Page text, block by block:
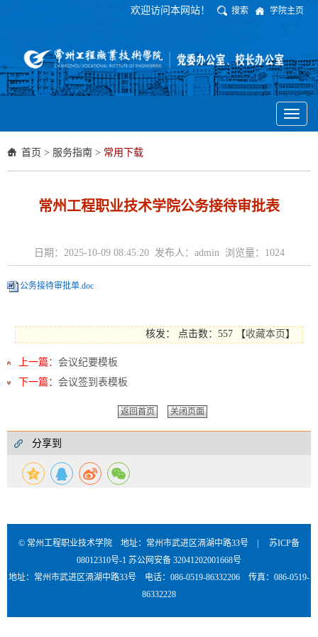
欢迎访问本网站！ 搜索 学院主页
Toggle
首页 > 服务指南 > 常用下载
常州工程职业技术学院公务接待审批表
日期：2025-10-09 08:45:20 发布人：admin 浏览量： 1024
公务接待审批单.doc
核发： 点击数：557 【收藏本页】
上一篇： 会议纪要模板
下一篇： 会议签到表模板
返回首页 关闭页面
分享到
© 常州工程职业技术学院 地址：常州市武进区滆湖中路33号 | 苏ICP备
08012310号-1 苏公网安备 32041202001668号
地址：常州市武进区滆湖中路33号 电话：086-0519-86332206 传真：086-0519-
86332228